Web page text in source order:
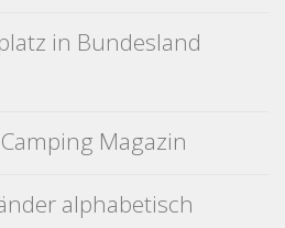
in Bundesland
Magazin
alphabetisch